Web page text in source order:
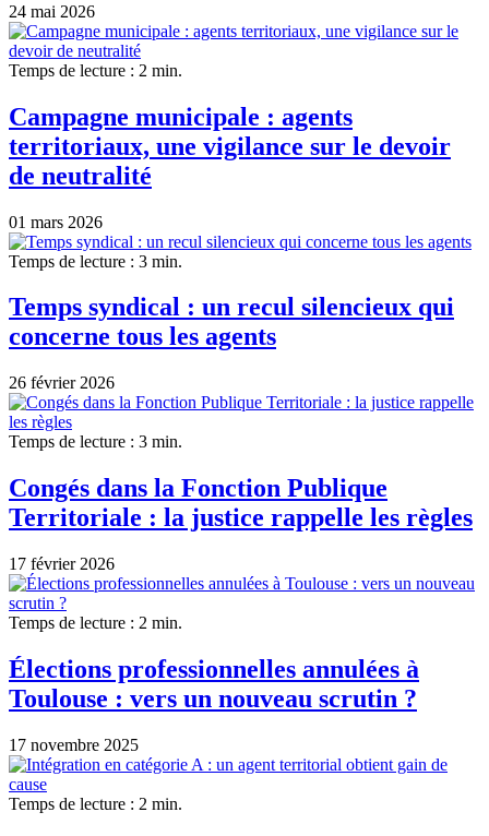
24 mai 2026
Temps de lecture : 2 min.
Campagne municipale : agents
territoriaux, une vigilance sur le devoir
de neutralité
01 mars 2026
Temps de lecture : 3 min.
Temps syndical : un recul silencieux qui
concerne tous les agents
26 février 2026
Temps de lecture : 3 min.
Congés dans la Fonction Publique
Territoriale : la justice rappelle les règles
17 février 2026
Temps de lecture : 2 min.
Élections professionnelles annulées à
Toulouse : vers un nouveau scrutin ?
17 novembre 2025
Temps de lecture : 2 min.